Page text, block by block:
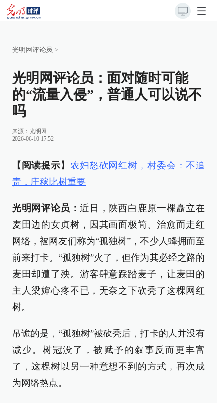
光明网评论员 >
光明网评论员：面对随时可能
的“流量入侵”，普通人可以说不
吗
来源： 光明网
2026-06-10 17:52
【阅读提示】 农妇怒砍网红树，村委会：不追
责，庄稼比树重要
光明网评论员： 近日，陕西白鹿原一棵矗立在
麦田边的女贞树，因其画面极简、治愈而走红
网络，被网友们称为“孤独树”，不少人蜂拥而至
前来打卡。“孤独树”火了，但作为其必经之路的
麦田却遭了殃。游客肆意踩踏麦子，让麦田的
主人梁婶心疼不已，无奈之下砍秃了这棵网红
树。
吊诡的是，“孤独树”被砍秃后，打卡的人并没有
减少。树冠没了，被赋予的叙事反而更丰富
了，这棵树以另一种意想不到的方式，再次成
为网络热点。